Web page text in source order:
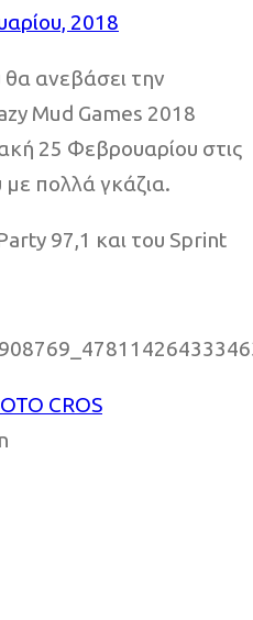
2018
ανεβάσει την
Mud Games 2018
25 Φεβρουαρίου στις
πολλά γκάζια.
97,1 και του Sprint
CROS